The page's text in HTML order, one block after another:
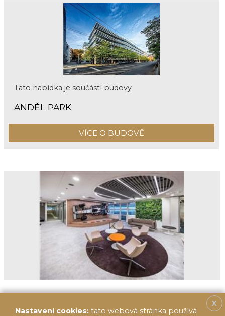
Tato nabídka je součástí budovy
ANDĚL PARK
VÍCE O BUDOVĚ
X
Nastavení cookies: tato webová stránka používá